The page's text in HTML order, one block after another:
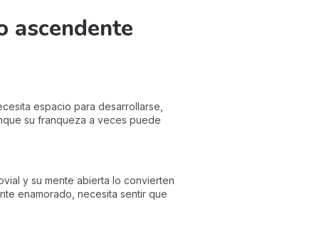
ascendente
espacio para desarrollarse,
su franqueza a veces puede
y su mente abierta lo convierten
enamorado, necesita sentir que